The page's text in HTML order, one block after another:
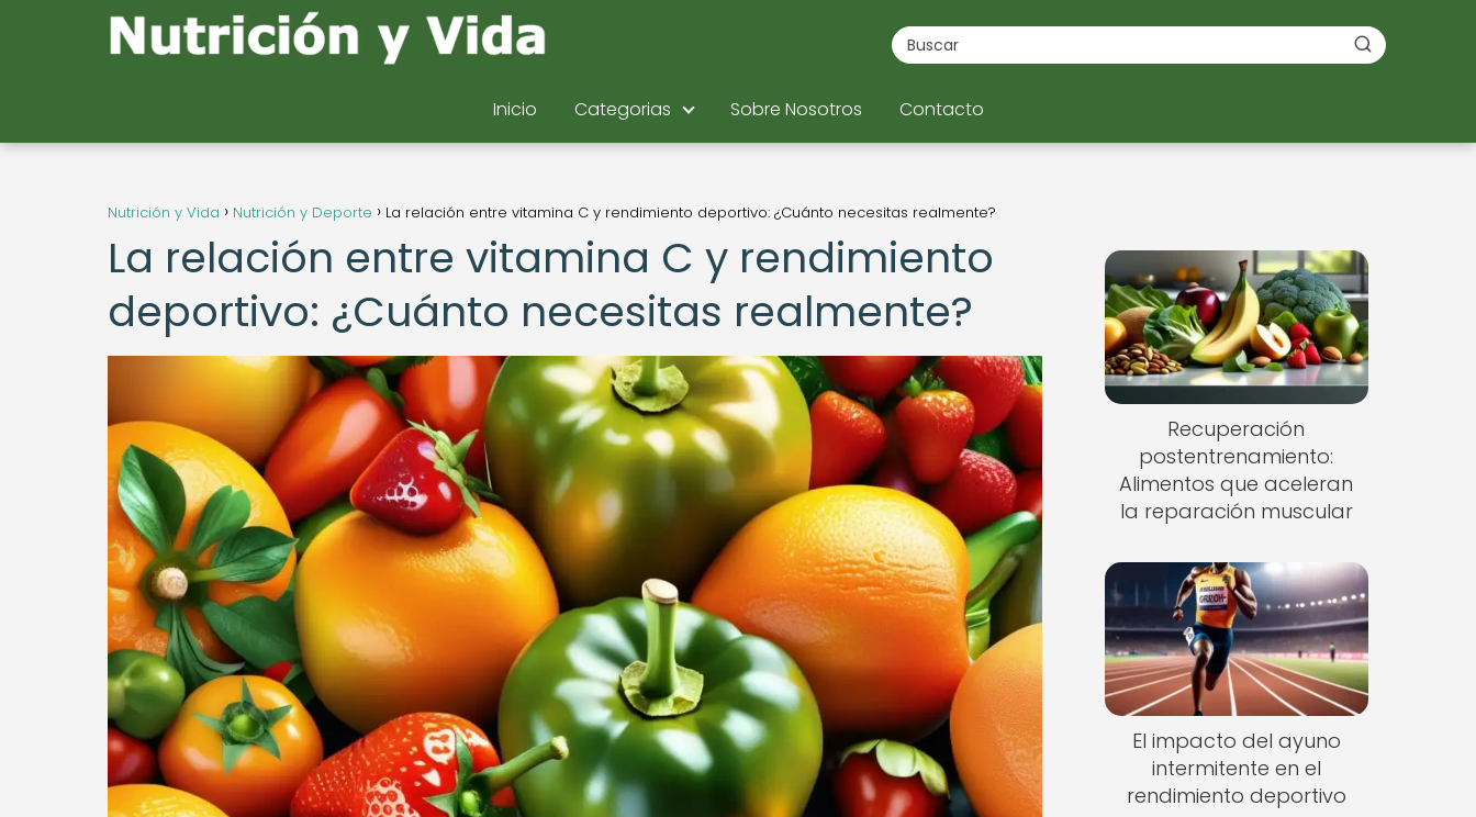
Inicio Categorias Sobre Nosotros Contacto
Nutrición y Vida Nutrición y Deporte La relación entre vitamina C y rendimiento deportivo: ¿Cuánto necesitas realmente?
La relación entre vitamina C y rendimiento
deportivo: ¿Cuánto necesitas realmente?
Recuperación
postentrenamiento:
Alimentos que aceleran
la reparación muscular
El impacto del ayuno
intermitente en el
rendimiento deportivo